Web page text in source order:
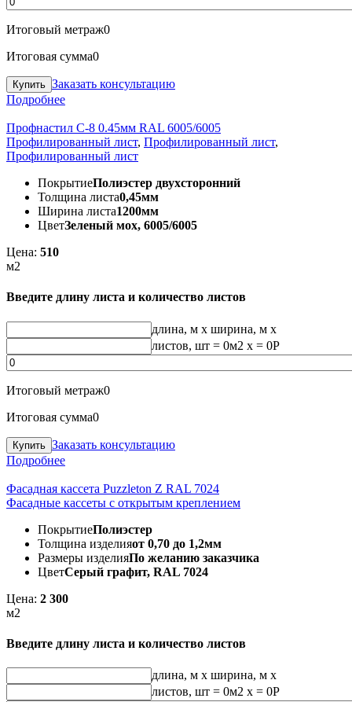
Итоговый метраж0
Итоговая сумма0
Заказать консультацию
Подробнее
Профнастил С-8 0.45мм RAL 6005/6005
Профилированный лист, Профилированный лист,
Профилированный лист
ПокрытиеПолиэстер двухсторонний
Толщина листа0,45мм
Ширина листа1200мм
ЦветЗеленый мох, 6005/6005
Цена: 510
м2
Введите длину листа и количество листов
длина, м x ширина, м x
листов, шт = 0м2 x = 0Р
Итоговый метраж0
Итоговая сумма0
Заказать консультацию
Подробнее
Фасадная кассета Puzzleton Z RAL 7024
Фасадные кассеты с открытым креплением
ПокрытиеПолиэстер
Толщина изделияот 0,70 до 1,2мм
Размеры изделияПо желанию заказчика
ЦветСерый графит, RAL 7024
Цена: 2 300
м2
Введите длину листа и количество листов
длина, м x ширина, м x
листов, шт = 0м2 x = 0Р